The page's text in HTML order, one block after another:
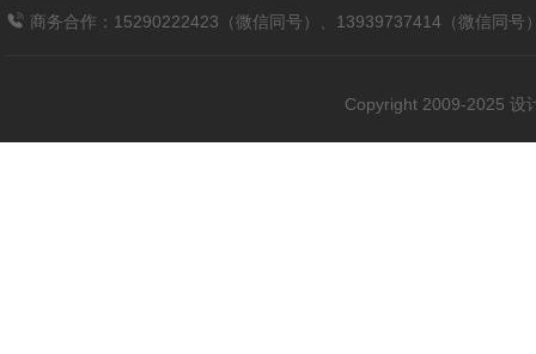
商务合作：15290222423（微信同号）、13939737414（微信同号
Copyright 2009-2025 设